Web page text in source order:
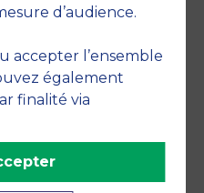
d’audience.
accepter l’ensemble
également
finalité via